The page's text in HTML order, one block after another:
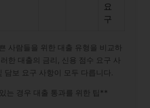
요
구
사람들을 위한 대출 유형을 비교하
한 대출의 금리, 신용 점수 요구 사
담보 요구 사항이 모두 다릅니다.
는 경우 대출 통과를 위한 팁**